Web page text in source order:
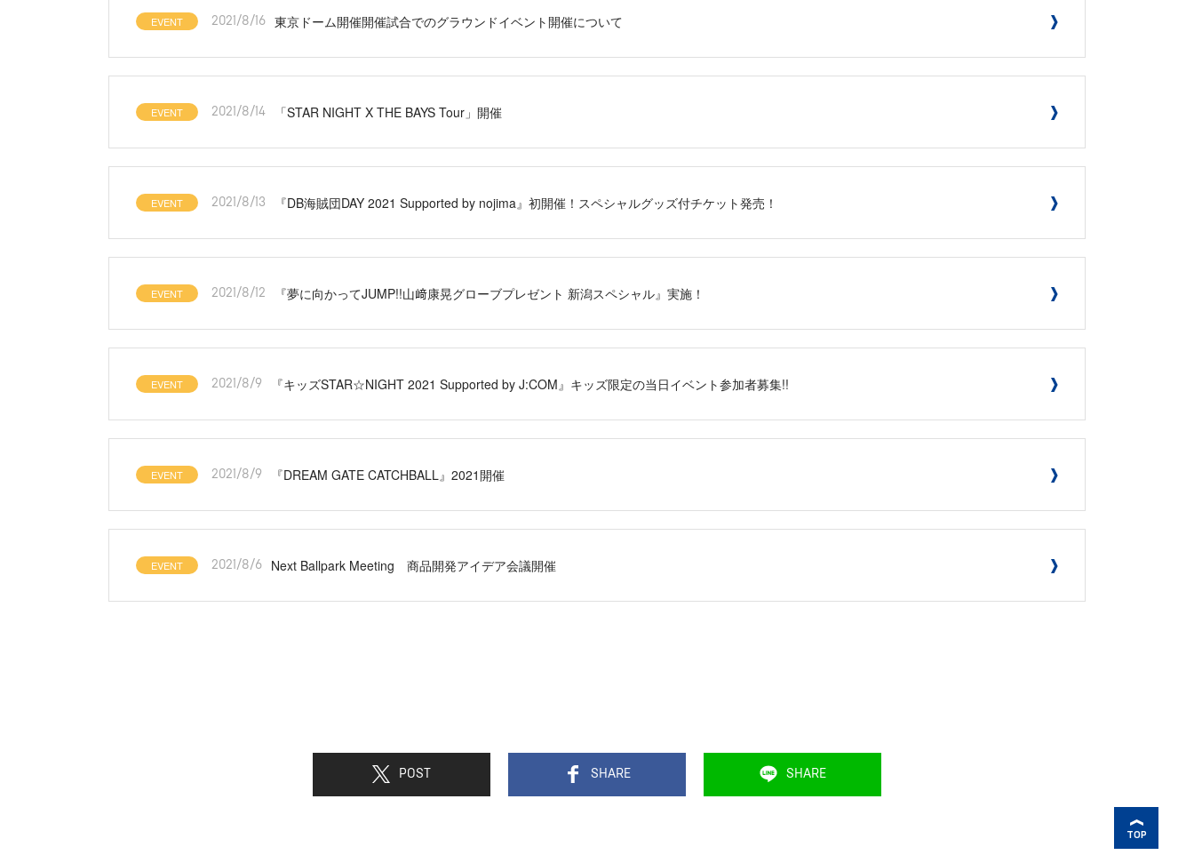
EVENT 2021/8/16 東京ドーム開催開催試合でのグラウンドイベント開催について
EVENT 2021/8/14 「STAR NIGHT X THE BAYS Tour」開催
EVENT 2021/8/13 『DB海賊団DAY 2021 Supported by nojima』初開催！スペシャルグッズ付チケット発売！
EVENT 2021/8/12 『夢に向かってJUMP!!山﨑康晃グローブプレゼント 新潟スペシャル』実施！
EVENT 2021/8/9 『キッズSTAR☆NIGHT 2021 Supported by J:COM』キッズ限定の当日イベント参加者募集!!
EVENT 2021/8/9 『DREAM GATE CATCHBALL』2021開催
EVENT 2021/8/6 Next Ballpark Meeting 商品開発アイデア会議開催
POST SHARE SHARE
TOP